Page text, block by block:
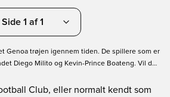
Side 1 af 1
Genoa trøjen igennem tiden. De spillere som er
Diego Milito og Kevin-Prince Boateng. Vil du
så kan du købe den her på Unisport! Vi har
trøje, så du kan få dine yndlingsspiller på,
Club, eller normalt kendt som